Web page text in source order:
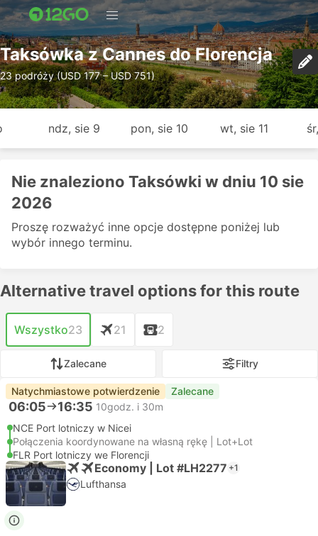
Taksówka z Cannes do Florencja
23 podróży (USD 177 – USD 751)
ndz, sie 9 pon, sie 10 wt, sie 11
Nie znaleziono Taksówki w dniu 10 sie
2026
Proszę rozważyć inne opcje dostępne poniżej lub
wybór innego terminu.
Alternative travel options for this route
Wszystko23 21 2
Zalecane Filtry
Natychmiastowe potwierdzenie Zalecane
06:05 16:35 10godz. i 30m
NCE Port lotniczy w Nicei
Połączenia koordynowane na własną rękę | Lot+Lot
FLR Port lotniczy we Florencji
Economy | Lot #LH2277 +1
Lufthansa